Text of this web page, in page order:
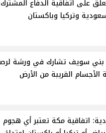
على اتفاقية الدفاع المشترك
وتركيا وباكستان
بني سويف تشارك في ورشة
الأجسام القريبة من الأرض
اتفاقية مكة تعتبر أي هجوم